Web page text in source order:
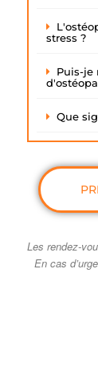
stress ?
Puis-je
Que
Les rendez-
En cas